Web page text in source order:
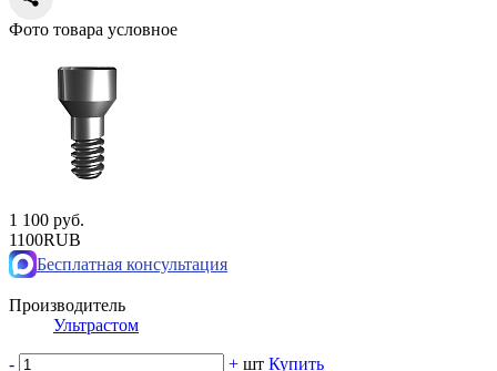
Фото товара условное
1 100 руб.
1100RUB
Бесплатная консультация
Производитель
Ультрастом
- + шт Купить